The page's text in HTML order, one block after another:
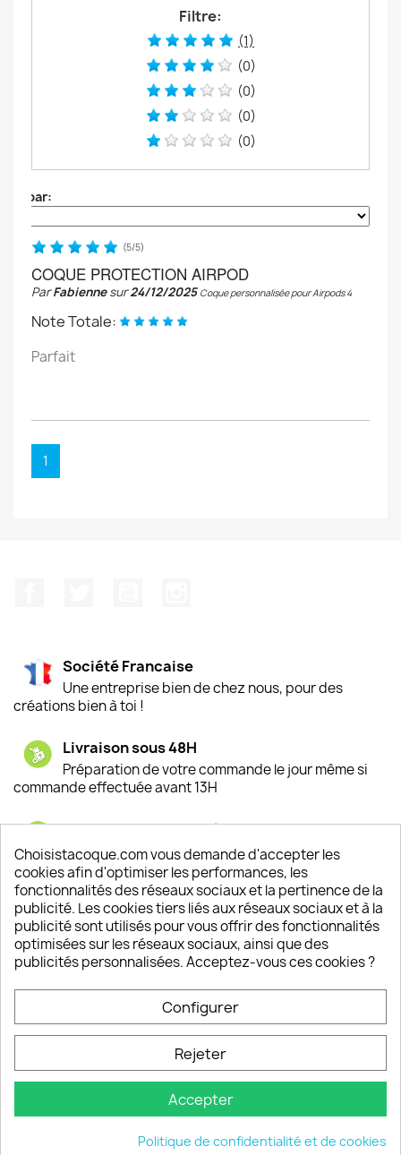
Filtre:
(1)
(0)
(0)
(0)
(0)
par:
(5/5)
COQUE PROTECTION AIRPOD
ParFabiennesur24/12/2025 Coque personnalisée pour Airpods 4
Note Totale:
Parfait
1
Société Francaise
Une entreprise bien de chez nous, pour des
créations bien à toi !
Livraison sous 48H
Préparation de votre commande le jour même si
commande effectuée avant 13H
Satisfaction de nos clients
Depuis 2009, entre 92% et 94% de nos clients
sont satisfaits de nos produits
Un SAV à votre écoute
Notre SAV est disponible 6/7J de 10h à 18H
keyboard_arrow_down
Choisistacoque.com vous demande d'accepter les
cookies afin d'optimiser les performances, les
fonctionnalités des réseaux sociaux et la pertinence de la
publicité. Les cookies tiers liés aux réseaux sociaux et à la
publicité sont utilisés pour vous offrir des fonctionnalités
optimisées sur les réseaux sociaux, ainsi que des
publicités personnalisées. Acceptez-vous ces cookies ?
Configurer
Rejeter
Accepter
Politique de confidentialité et de cookies